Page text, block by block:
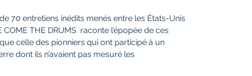
70 entretiens inédits menés entre les États-Unis
COME THE DRUMS raconte l’épopée de ces
celle des pionniers qui ont participé à un
dont ils n’avaient pas mesuré les